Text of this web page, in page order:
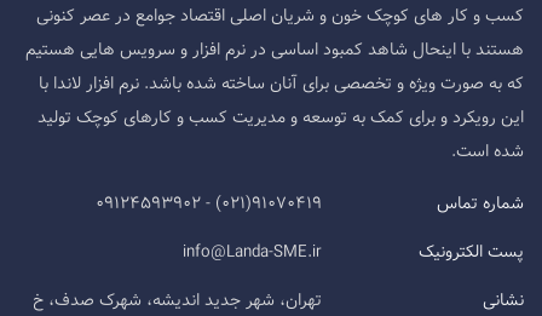
کسب و کار های کوچک خون و شریان اصلی اقتصاد جوامع در عصر کنونی
هستند با اینحال شاهد کمبود اساسی در نرم افزار و سرویس هایی هستیم
که به صورت ویژه و تخصصی برای آنان ساخته شده باشد. نرم افزار لاندا با
این رویکرد و برای کمک به توسعه و مدیریت کسب و کارهای کوچک تولید
شده است.
شماره تماس
91070419(021) - 09124593902
پست الکترونیک
info@Landa-SME.ir
نشانی
تهران، شهر جدید اندیشه، شهرک صدف، خ